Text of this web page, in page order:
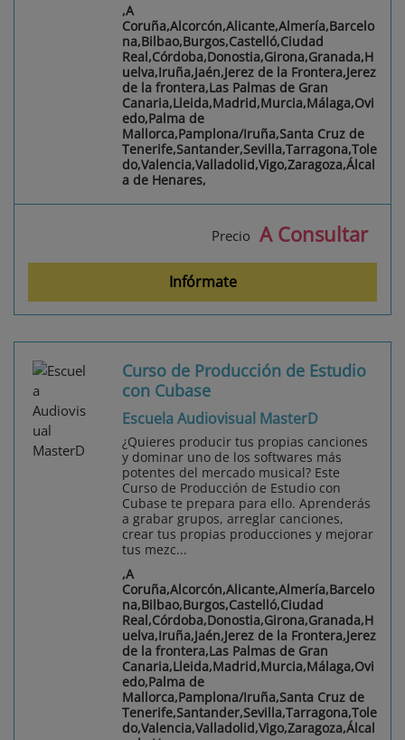
,A
Coruña,Alcorcón,Alicante,Almería,Barcelo
na,Bilbao,Burgos,Castelló,Ciudad
Real,Córdoba,Donostia,Girona,Granada,H
uelva,Iruña,Jaén,Jerez de la Frontera,Jerez
de la frontera,Las Palmas de Gran
Canaria,Lleida,Madrid,Murcia,Málaga,Ovi
edo,Palma de
Mallorca,Pamplona/Iruña,Santa Cruz de
Tenerife,Santander,Sevilla,Tarragona,Tole
do,Valencia,Valladolid,Vigo,Zaragoza,Álcal
a de Henares,
Precio A Consultar
Infórmate
Curso de Producción de Estudio
con Cubase
Escuela Audiovisual MasterD
¿Quieres producir tus propias canciones
y dominar uno de los softwares más
potentes del mercado musical? Este
Curso de Producción de Estudio con
Cubase te prepara para ello. Aprenderás
a grabar grupos, arreglar canciones,
crear tus propias producciones y mejorar
tus mezc...
,A
Coruña,Alcorcón,Alicante,Almería,Barcelo
na,Bilbao,Burgos,Castelló,Ciudad
Real,Córdoba,Donostia,Girona,Granada,H
uelva,Iruña,Jaén,Jerez de la Frontera,Jerez
de la frontera,Las Palmas de Gran
Canaria,Lleida,Madrid,Murcia,Málaga,Ovi
edo,Palma de
Mallorca,Pamplona/Iruña,Santa Cruz de
Tenerife,Santander,Sevilla,Tarragona,Tole
do,Valencia,Valladolid,Vigo,Zaragoza,Álcal